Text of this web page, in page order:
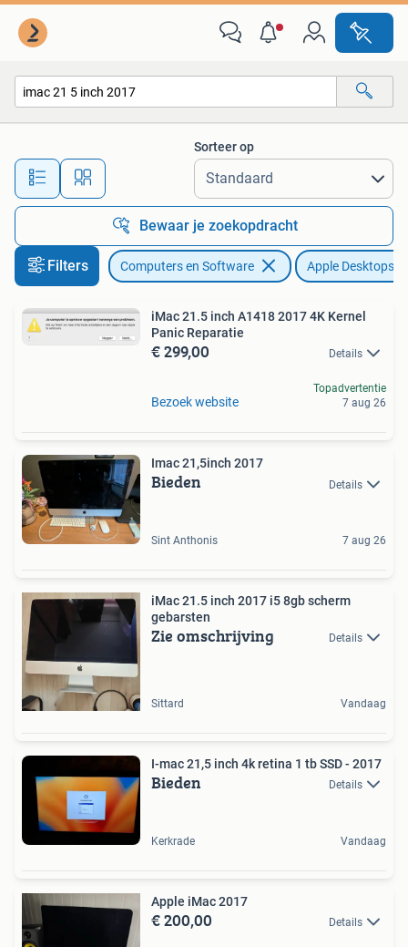
Alle afstanden…
Sorteer op
Bewaar je zoekopdracht
Filters Computers en Software Apple Desktops
iMac 21.5 inch A1418 2017 4K Kernel
Panic Reparatie
€ 299,00 Details
Bezoek website
Topadvertentie
7 aug 26
Imac 21,5inch 2017
Bieden Details
Sint Anthonis 7 aug 26
iMac 21.5 inch 2017 i5 8gb scherm
gebarsten
Zie omschrijving Details
Sittard Vandaag
I-mac 21,5 inch 4k retina 1 tb SSD - 2017
Bieden Details
Kerkrade Vandaag
Apple iMac 2017
€ 200,00 Details